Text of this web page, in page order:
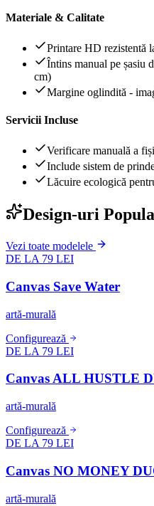
Materiale & Calitate
Printare HD rezistentă
Întins manual pe șasiu
cm)
Margine oglindită -
Servicii Incluse
Verificare manuală a
Include sistem de
Lăcuire ecologică
Design-uri
Vezi toate modelele
DE LA 79 LEI
Canvas Save Water
artă-murală
Configurează
DE LA 79 LEI
Canvas ALL HUSTLE
artă-murală
Configurează
DE LA 79 LEI
Canvas NO MONEY
artă-murală